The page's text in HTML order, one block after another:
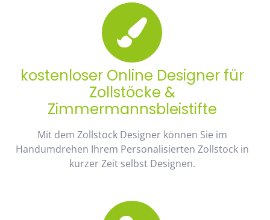
kostenloser Online Designer für
Zollstöcke &
Zimmermannsbleistifte
Mit dem Zollstock Designer können Sie im
Handumdrehen Ihrem Personalisierten Zollstock in
kurzer Zeit selbst Designen.